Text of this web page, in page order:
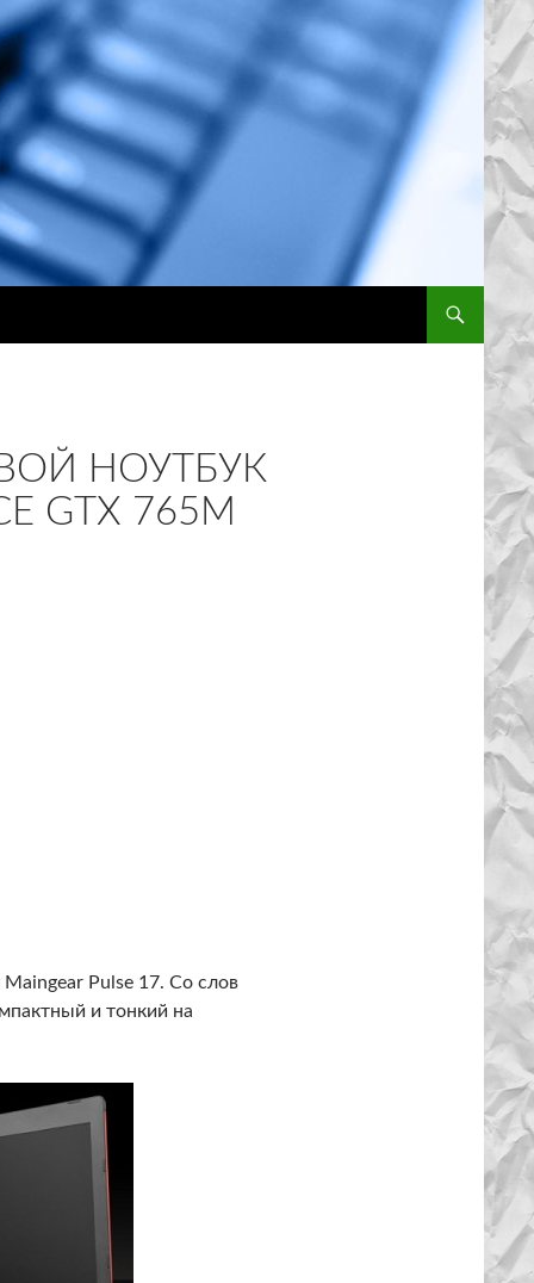
НОУТБУК
GTX 765M
Pulse 17. Со слов
и тонкий на